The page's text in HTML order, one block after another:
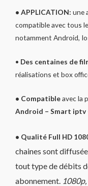
• APPLICATION: une
compatible avec tous
notamment Android,
• Des centaines de
réalisations et box
• Compatibleavec la
Android – Smart iptv
• Qualité Full HD
chaines sont
tout type de débits
abonnement.